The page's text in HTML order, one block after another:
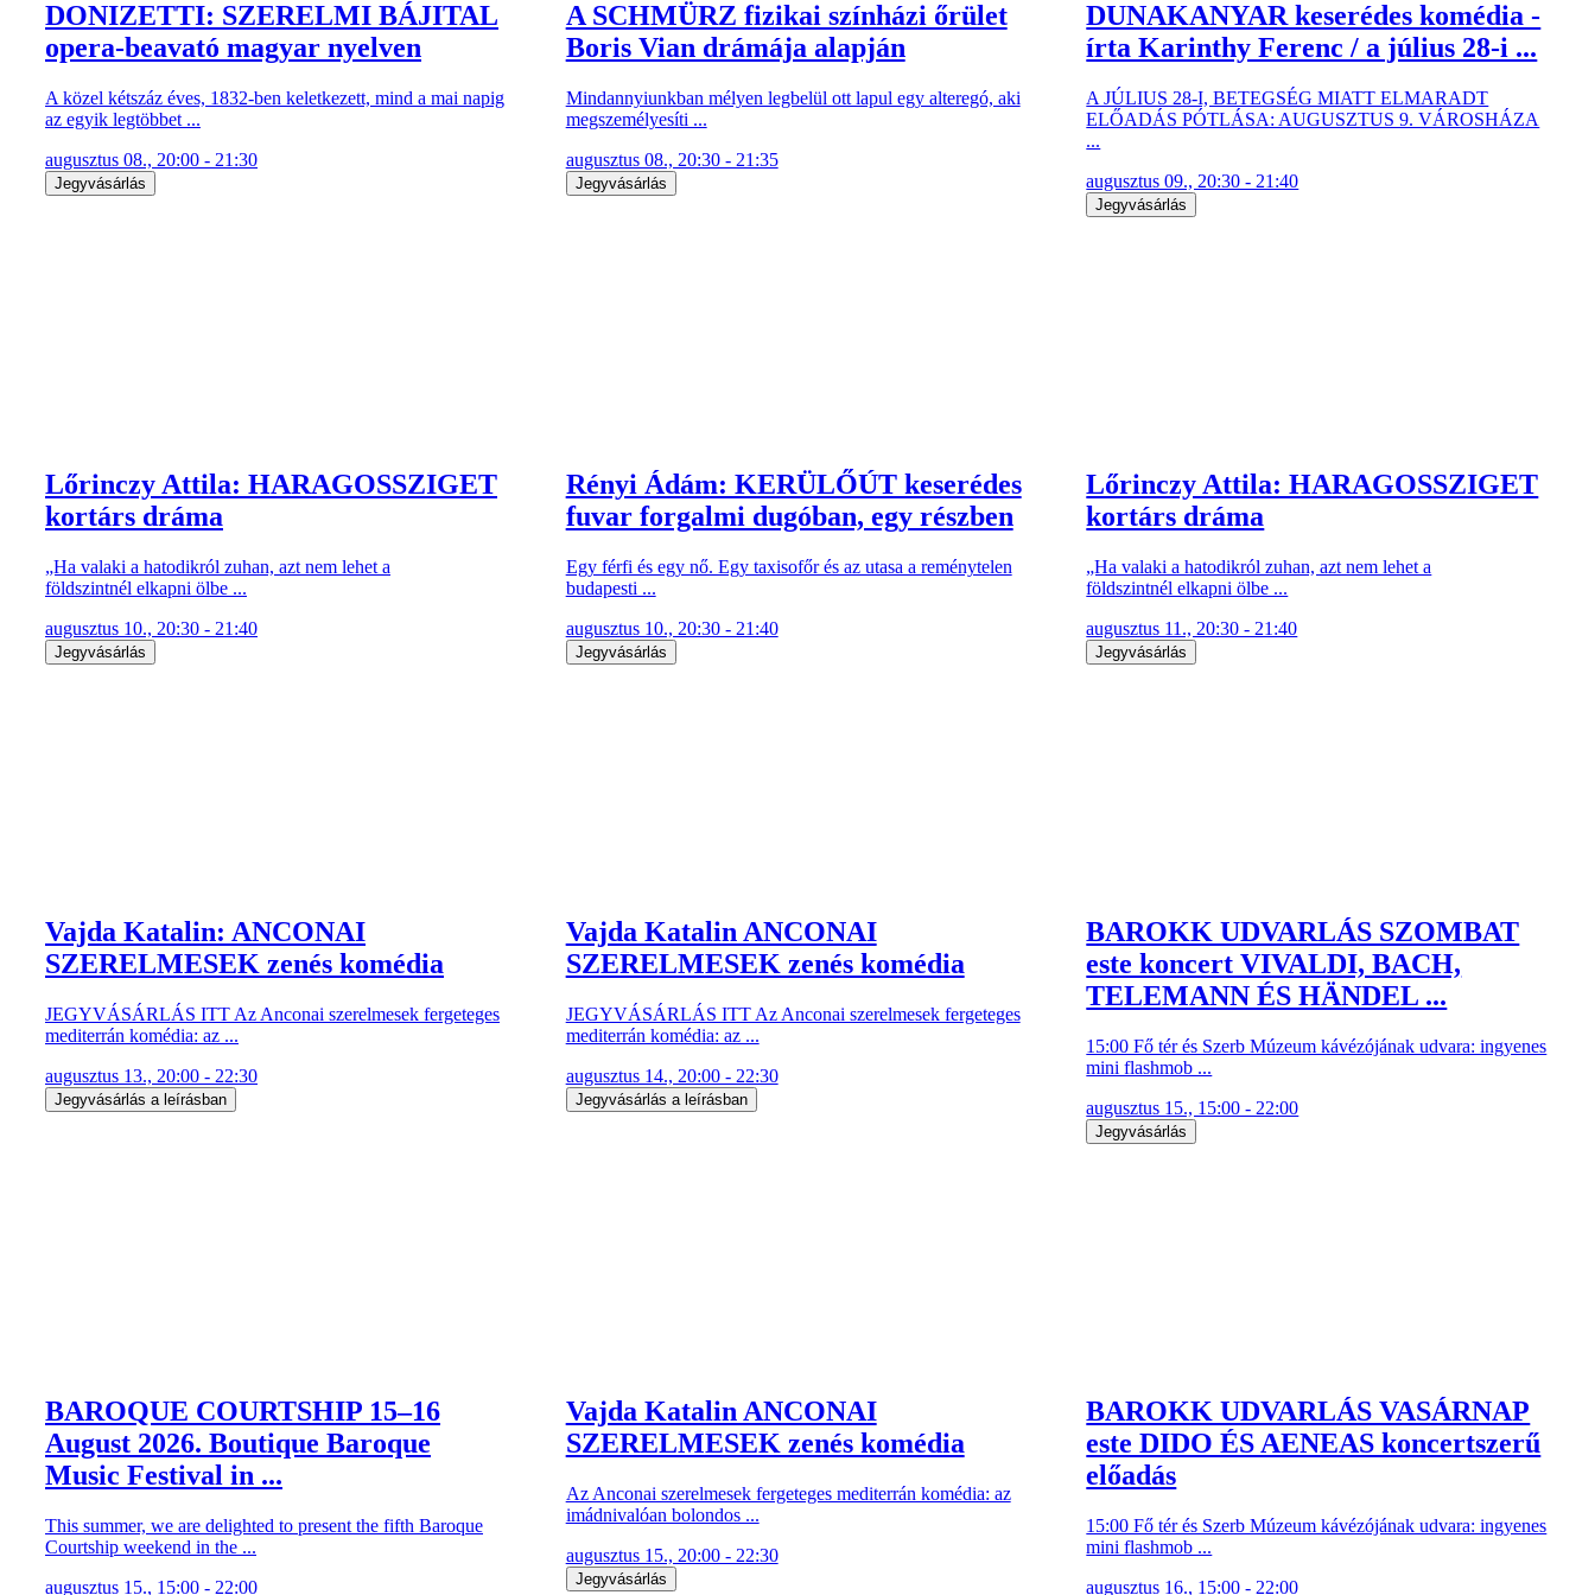
DONIZETTI: SZERELMI BÁJITAL
opera-beavató magyar nyelven
A közel kétszáz éves, 1832-ben keletkezett, mind a mai napig
az egyik legtöbbet ...
augusztus 08., 20:00 - 21:30
Jegyvásárlás
A SCHMÜRZ fizikai színházi őrület
Boris Vian drámája alapján
Mindannyiunkban mélyen legbelül ott lapul egy alteregó, aki
megszemélyesíti ...
augusztus 08., 20:30 - 21:35
Jegyvásárlás
DUNAKANYAR keserédes komédia -
írta Karinthy Ferenc / a július 28-i ...
A JÚLIUS 28-I, BETEGSÉG MIATT ELMARADT
ELŐADÁS PÓTLÁSA: AUGUSZTUS 9. VÁROSHÁZA
...
augusztus 09., 20:30 - 21:40
Jegyvásárlás
Lőrinczy Attila: HARAGOSSZIGET
kortárs dráma
„Ha valaki a hatodikról zuhan, azt nem lehet a
földszintnél elkapni ölbe ...
augusztus 10., 20:30 - 21:40
Jegyvásárlás
Rényi Ádám: KERÜLŐÚT keserédes
fuvar forgalmi dugóban, egy részben
Egy férfi és egy nő. Egy taxisofőr és az utasa a reménytelen
budapesti ...
augusztus 10., 20:30 - 21:40
Jegyvásárlás
Lőrinczy Attila: HARAGOSSZIGET
kortárs dráma
„Ha valaki a hatodikról zuhan, azt nem lehet a
földszintnél elkapni ölbe ...
augusztus 11., 20:30 - 21:40
Jegyvásárlás
Vajda Katalin: ANCONAI
SZERELMESEK zenés komédia
JEGYVÁSÁRLÁS ITT Az Anconai szerelmesek fergeteges
mediterrán komédia: az ...
augusztus 13., 20:00 - 22:30
Jegyvásárlás a leírásban
Vajda Katalin ANCONAI
SZERELMESEK zenés komédia
JEGYVÁSÁRLÁS ITT Az Anconai szerelmesek fergeteges
mediterrán komédia: az ...
augusztus 14., 20:00 - 22:30
Jegyvásárlás a leírásban
BAROKK UDVARLÁS SZOMBAT
este koncert VIVALDI, BACH,
TELEMANN ÉS HÄNDEL ...
15:00 Fő tér és Szerb Múzeum kávézójának udvara: ingyenes
mini flashmob ...
augusztus 15., 15:00 - 22:00
Jegyvásárlás
BAROQUE COURTSHIP 15–16
August 2026. Boutique Baroque
Music Festival in ...
This summer, we are delighted to present the fifth Baroque
Courtship weekend in the ...
augusztus 15., 15:00 - 22:00
Vajda Katalin ANCONAI
SZERELMESEK zenés komédia
Az Anconai szerelmesek fergeteges mediterrán komédia: az
imádnivalóan bolondos ...
augusztus 15., 20:00 - 22:30
Jegyvásárlás
BAROKK UDVARLÁS VASÁRNAP
este DIDO ÉS AENEAS koncertszerű
előadás
15:00 Fő tér és Szerb Múzeum kávézójának udvara: ingyenes
mini flashmob ...
augusztus 16., 15:00 - 22:00